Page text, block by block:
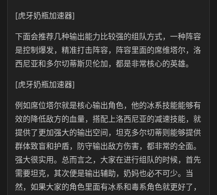
[虎牙奶瓶加速器]
下面会推荐几种输出能力比较强的组队方式，一种阵容
是控制爆发，精准打击阵容，阵容里面的席维塔尔，洛
西尼亚和多尔切蒂斯贝伦加，都是非常核心的英雄。
[虎牙奶瓶加速器]
例如席位塔尔就是核心输出角色，他的冰系技能能够有
效的降低敌方的血量，搭配上洛西尼亚的减速技能，就
提供了更加强大的输出空间，坦克多尔切蒂则能够提供
群体致盲和护盾，防守输出敌方伤害，都非常的全面。
强大很实用。总而言之，大家在进行组队的时候，首先
需要坦克，其次便是输出辅助，奶妈也必不可少。当
然，如果大家的角色里面有冰系和毒系角色就更好了，